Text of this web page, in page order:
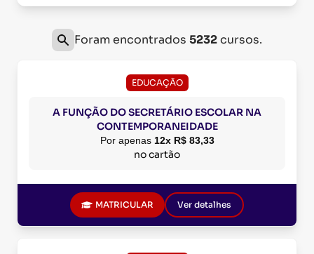
Foram encontrados 5232cursos.
EDUCAÇÃO
A FUNÇÃO DO SECRETÁRIO ESCOLAR NA
CONTEMPORANEIDADE
Por apenas 12x R$ 83,33
no cartão
MATRICULAR Ver detalhes